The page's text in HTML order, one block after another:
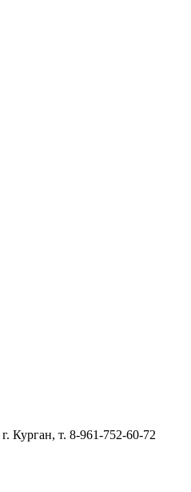
г. Курган, т. 8-961-752-60-72